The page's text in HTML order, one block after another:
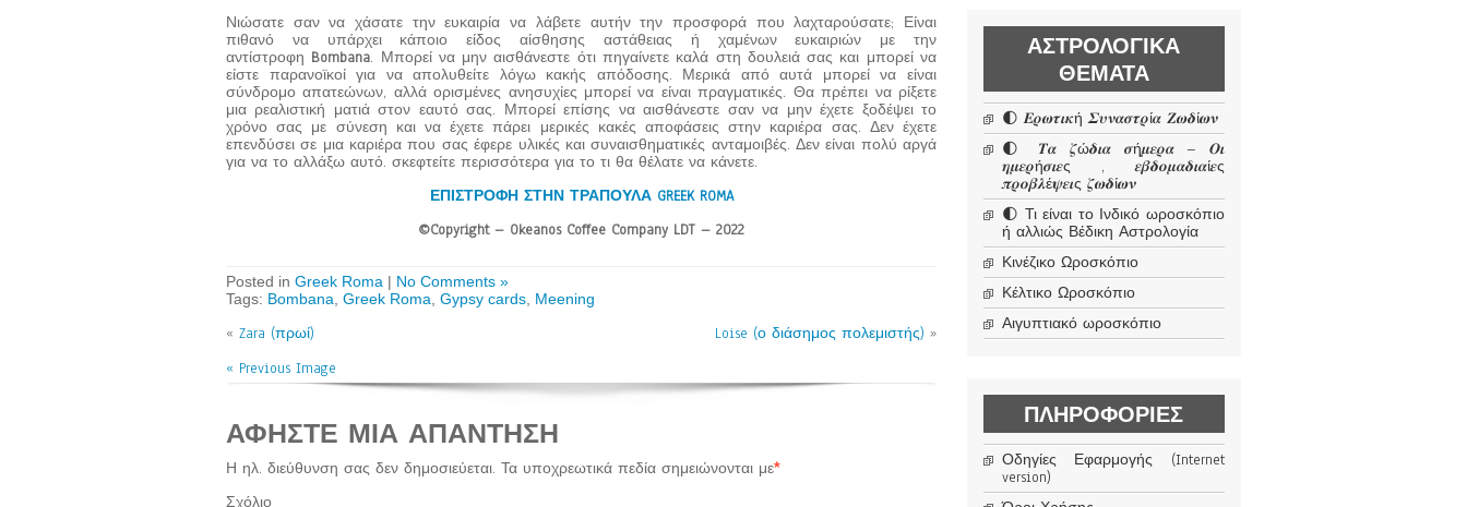
Νιώσατε σαν να χάσατε την ευκαιρία να λάβετε αυτήν την προσφορά που λαχταρούσατε; Είναι
πιθανό να υπάρχει κάποιο είδος αίσθησης αστάθειας ή χαμένων ευκαιριών με την
αντίστροφη Bombana. Μπορεί να μην αισθάνεστε ότι πηγαίνετε καλά στη δουλειά σας και μπορεί να
είστε παρανοϊκοί για να απολυθείτε λόγω κακής απόδοσης. Μερικά από αυτά μπορεί να είναι
σύνδρομο απατεώνων, αλλά ορισμένες ανησυχίες μπορεί να είναι πραγματικές. Θα πρέπει να ρίξετε
μια ρεαλιστική ματιά στον εαυτό σας. Μπορεί επίσης να αισθάνεστε σαν να μην έχετε ξοδέψει το
χρόνο σας με σύνεση και να έχετε πάρει μερικές κακές αποφάσεις στην καριέρα σας. Δεν έχετε
επενδύσει σε μια καριέρα που σας έφερε υλικές και συναισθηματικές ανταμοιβές. Δεν είναι πολύ αργά
για να το αλλάξω αυτό. σκεφτείτε περισσότερα για το τι θα θέλατε να κάνετε.
ΕΠΙΣΤΡΟΦΗ ΣΤΗΝ ΤΡΑΠΟΥΛΑ GREEK ROMA
©Copyright – Okeanos Coffee Company LDT – 2022
Posted in Greek Roma | No Comments »
Tags: Bombana Greek Roma Gypsy cards Meening
« Zara (πρωί) Loise (ο διάσημος πολεμιστής) »
« Previous Image
ΑΦΉΣΤΕ ΜΙΑ ΑΠΆΝΤΗΣΗ
Η ηλ. διεύθυνση σας δεν δημοσιεύεται. Τα υποχρεωτικά πεδία σημειώνονται με*
Σχόλιο
ΑΣΤΡΟΛΟΓΙΚΆ
ΘΈΜΑΤΑ
🌓 𝜠𝝆𝝎𝝉𝜾𝜿ή 𝜮𝝊𝝂𝜶𝝈𝝉𝝆ί𝜶 𝜡𝝎𝜹ί𝝎𝝂
🌓 𝜯𝜶 𝜻ώ𝜹𝜾𝜶 𝝈ή𝝁𝜺𝝆𝜶 – 𝜪𝜾
𝜼𝝁𝜺𝝆ή𝝈𝜾𝜺ς , 𝜺𝜷𝜹𝝄𝝁𝜶𝜹𝜾𝜶ί𝜺ς
𝝅𝝆𝝄𝜷𝝀έ𝝍𝜺𝜾ς 𝜻𝝎𝜹ί𝝎𝝂
🌓 Τι είναι το Ινδικό ωροσκόπιο
ή αλλιώς Βέδικη Αστρολογία
Κινέζικο Ωροσκόπιο
Κέλτικο Ωροσκόπιο
Αιγυπτιακό ωροσκόπιο
ΠΛΗΡΟΦΟΡΊΕΣ
Οδηγίες Εφαρμογής (Internet
version)